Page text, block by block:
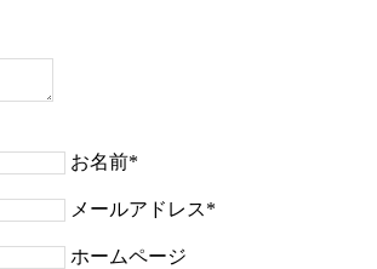
お名前*
メールアドレス*
ホームページ